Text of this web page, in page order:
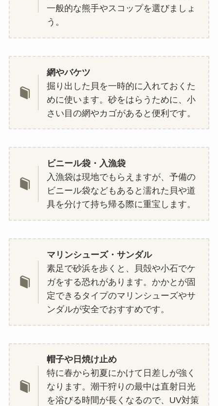
一般的な熊手やスコップを選びましょ
う。
網やバケツ
掘り出した貝を一時的に入れておくた
めに使います。砂をはらうために、小
さい目の網やカゴがあると便利です。
ビニール袋・入漁袋
入漁袋は現地でもらえますが、予備の
ビニール袋などもあると濡れた貝や道
具を分けて持ち帰る際に重宝します。
マリンシューズ・サンダル
素足で砂浜を歩くと、貝殻や小石でケ
ガをする恐れがあります。かかとが固
定できるタイプのマリンシューズやサ
ンダルが安全でおすすめです。
帽子や日焼け止め
特に春から初夏にかけて日差しが強く
なります。潮干狩りの最中は直射日光
を浴びる時間が長くなるので、UV対策